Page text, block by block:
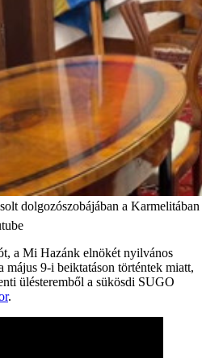
dolgozószobájában a Karmelitában
a Mi Hazánk elnökét nyilvános
május 9-i beiktatáson történtek miatt,
ülésteremből a sükösdi SUGO
.